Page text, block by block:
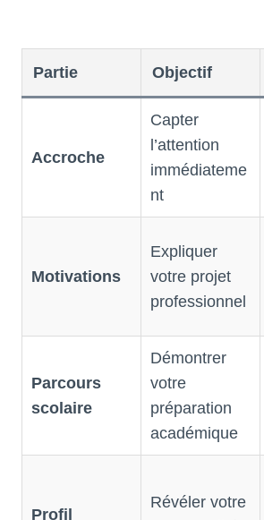
Partie Objectif
Accroche
Capter
l’attention
immédiateme
nt
Motivations
Expliquer
votre projet
professionnel
Parcours
scolaire
Démontrer
votre
préparation
académique
Profil
Révéler votre